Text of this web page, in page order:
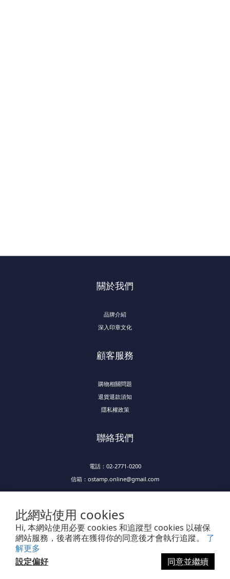
此網站使用 cookies
Hi, 本網站使用必要 cookies 和追蹤型 cookies 以確保
網站服務，後者將在獲得你的同意後才會執行追蹤。 了
解更多
設定偏好
同意並繼續
立即購買
關於我們
品牌介紹
深入印章文化
顧客服務
購物相關問題
退貨退款須知
隱私權政策
聯絡我們
電話：02-2771-0200
信箱：ostamp.online@gmail.com